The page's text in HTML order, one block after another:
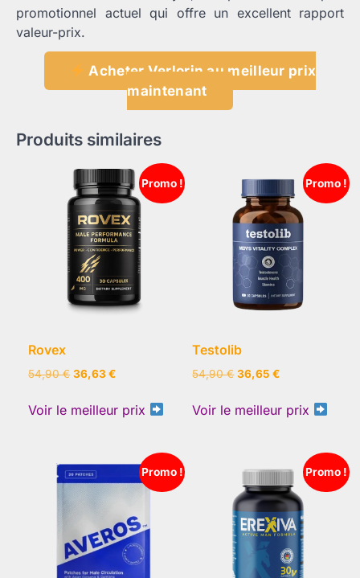
promotionnel actuel qui offre un excellent rapport
valeur-prix.
Acheter Verlorin au meilleur prix
maintenant
Produits similaires
Promo !
Rovex
54,90€ Le
initial
36,63€Le
actuel
est :
Voir le meilleur prix
Promo !
Testolib
54,90€ Le
initial
36,65€Le
actuel
est :
Voir le meilleur prix
Promo ! Promo !